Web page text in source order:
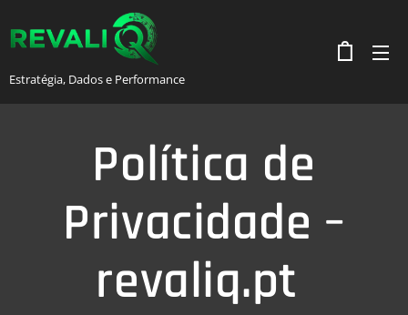
Estratégia, Dados e Performance
Política de
Privacidade –
revaliq.pt